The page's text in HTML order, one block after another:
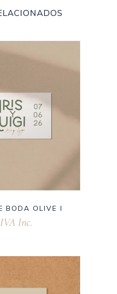
BODA OLIVE I
IVA Inc.